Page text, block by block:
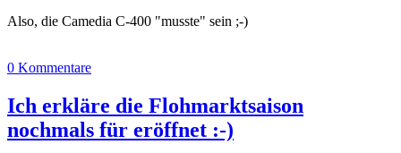
Also, die Camedia C-400 "musste" sein ;-)
0 Kommentare
Ich erkläre die Flohmarktsaison
nochmals für eröffnet :-)